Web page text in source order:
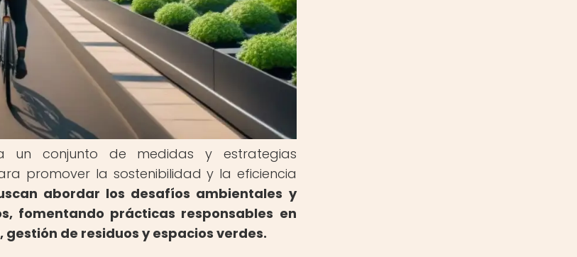
un conjunto de medidas y estrategias
promover la sostenibilidad y la eficiencia
abordar los desafíos ambientales y
fomentando prácticas responsables en
de residuos y espacios verdes.